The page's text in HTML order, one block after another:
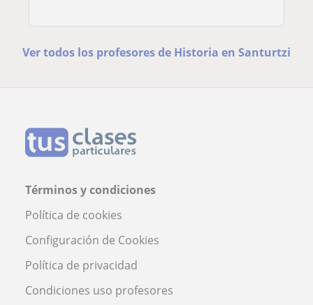
Ver todos los profesores de Historia en Santurtzi
Términos y condiciones
Política de cookies
Configuración de Cookies
Política de privacidad
Condiciones uso profesores